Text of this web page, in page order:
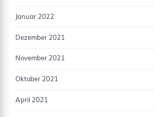
Januar 2022
Dezember 2021
November 2021
Oktober 2021
April 2021